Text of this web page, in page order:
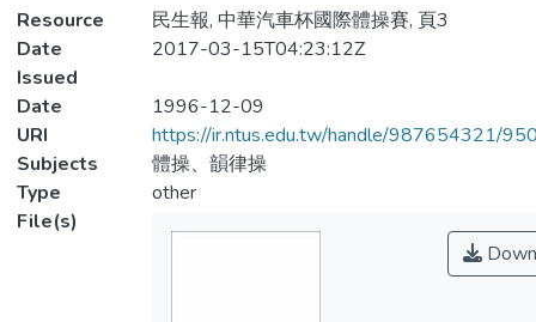
Resource
民生報, 中華汽車杯國際體操賽, 頁3
Date
Issued
2017-03-15T04:23:12Z
Date
1996-12-09
URI
https://ir.ntus.edu.tw/handle/987654321/
Subjects
體操、韻律操
Type
other
File(s)